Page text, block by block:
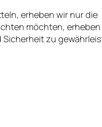
erheben wir nur die
möchten,
zu